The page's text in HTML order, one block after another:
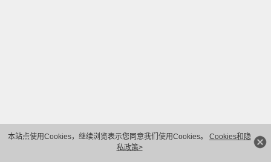
本站点使用Cookies，继续浏览表示您同意我们使用Cookies。 Cookies和隐
私政策>